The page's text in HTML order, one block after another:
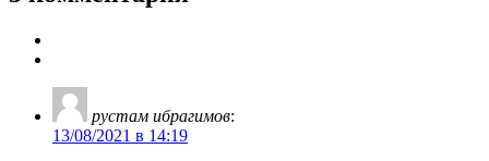
рустам ибрагимов:
13/08/2021 в 14:19